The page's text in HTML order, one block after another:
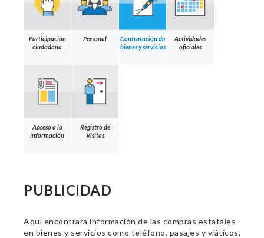
Participación
ciudadana
Personal
Contratación de
bienes y servicios
Actividades
oficiales
Acceso a la
información
Registro de
Visitas
PUBLICIDAD
Aquí encontrará información de las compras estatales
en bienes y servicios como teléfono, pasajes y viáticos,